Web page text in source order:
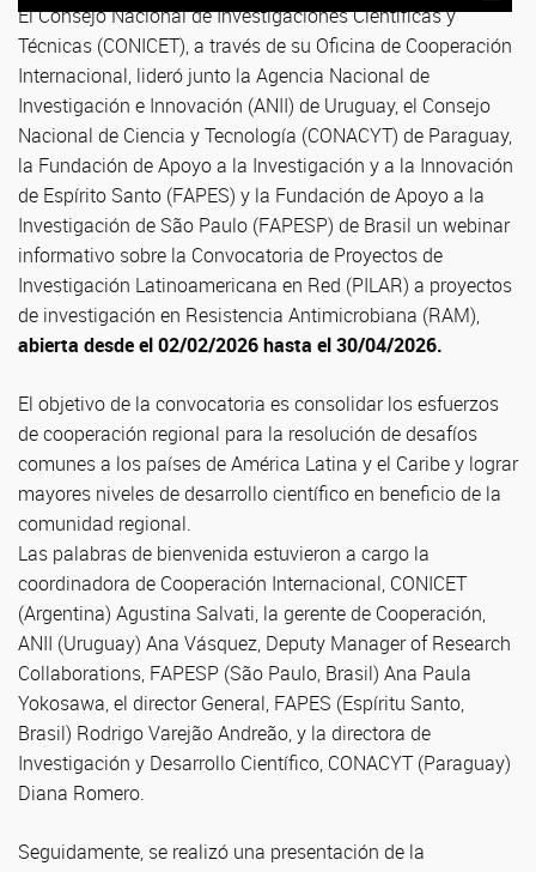
El Consejo Nacional de Investigaciones Científicas y
Técnicas (CONICET), a través de su Oficina de Cooperación
Internacional, lideró junto la Agencia Nacional de
Investigación e Innovación (ANII) de Uruguay, el Consejo
Nacional de Ciencia y Tecnología (CONACYT) de Paraguay,
la Fundación de Apoyo a la Investigación y a la Innovación
de Espírito Santo (FAPES) y la Fundación de Apoyo a la
Investigación de São Paulo (FAPESP) de Brasil un webinar
informativo sobre la Convocatoria de Proyectos de
Investigación Latinoamericana en Red (PILAR) a proyectos
de investigación en Resistencia Antimicrobiana (RAM),
abierta desde el 02/02/2026 hasta el 30/04/2026.
El objetivo de la convocatoria es consolidar los esfuerzos
de cooperación regional para la resolución de desafíos
comunes a los países de América Latina y el Caribe y lograr
mayores niveles de desarrollo científico en beneficio de la
comunidad regional.
Las palabras de bienvenida estuvieron a cargo la
coordinadora de Cooperación Internacional, CONICET
(Argentina) Agustina Salvati, la gerente de Cooperación,
ANII (Uruguay) Ana Vásquez, Deputy Manager of Research
Collaborations, FAPESP (São Paulo, Brasil) Ana Paula
Yokosawa, el director General, FAPES (Espíritu Santo,
Brasil) Rodrigo Varejão Andreão, y la directora de
Investigación y Desarrollo Científico, CONACYT (Paraguay)
Diana Romero.
Seguidamente, se realizó una presentación de la